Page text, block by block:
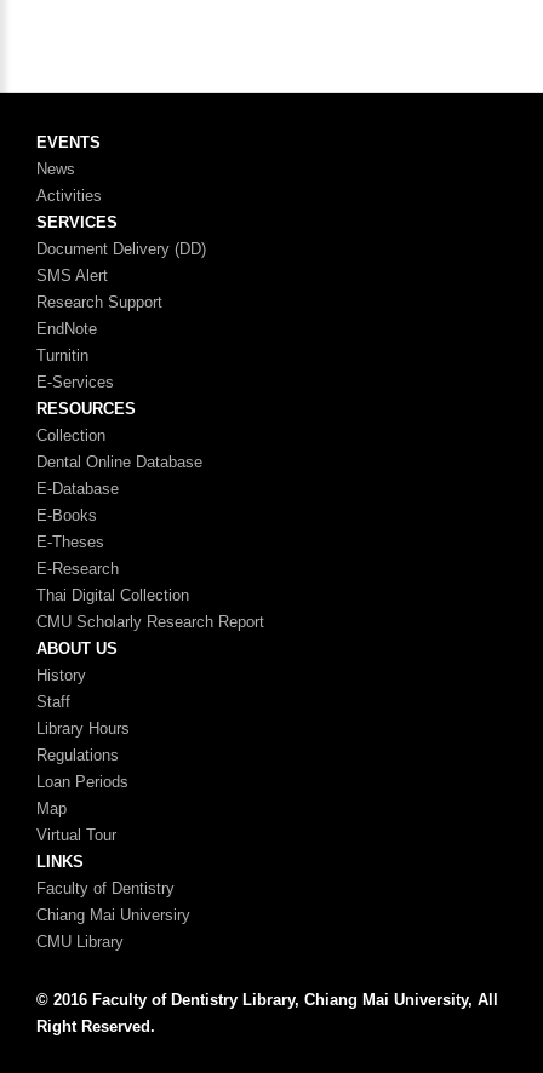
EVENTS
News
Activities
SERVICES
Document Delivery (DD)
SMS Alert
Research Support
EndNote
Turnitin
E-Services
RESOURCES
Collection
Dental Online Database
E-Database
E-Books
E-Theses
E-Research
Thai Digital Collection
CMU Scholarly Research Report
ABOUT US
History
Staff
Library Hours
Regulations
Loan Periods
Map
Virtual Tour
LINKS
Faculty of Dentistry
Chiang Mai Universiry
CMU Library
© 2016 Faculty of Dentistry Library, Chiang Mai University, All
Right Reserved.